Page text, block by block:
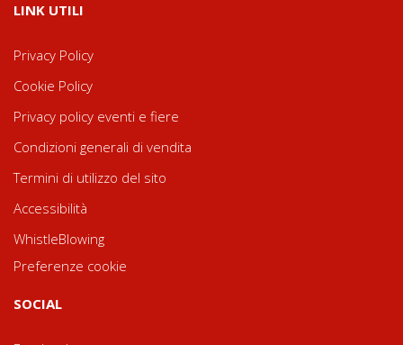
LINK UTILI
Privacy Policy
Cookie Policy
Privacy policy eventi e fiere
Condizioni generali di vendita
Termini di utilizzo del sito
Accessibilità
WhistleBlowing
Preferenze cookie
SOCIAL